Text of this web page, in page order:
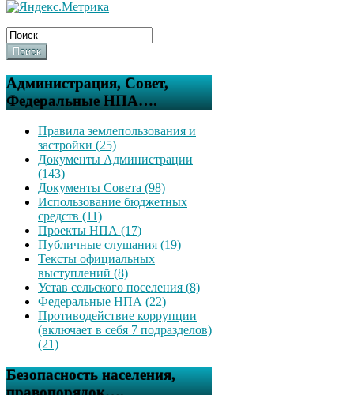
Поиск
Администрация, Совет,
Федеральные НПА….
Правила землепользования и
застройки (25)
Документы Администрации
(143)
Документы Совета (98)
Использование бюджетных
средств (11)
Проекты НПА (17)
Публичные слушания (19)
Тексты официальных
выступлений (8)
Устав сельского поселения (8)
Федеральные НПА (22)
Противодействие коррупции
(включает в себя 7 подразделов)
(21)
Безопасность населения,